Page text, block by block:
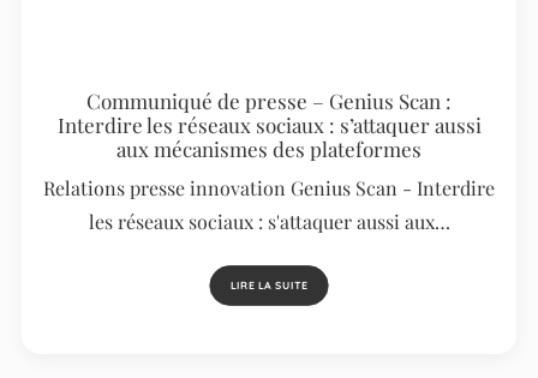
Communiqué de presse – Genius Scan :
Interdire les réseaux sociaux : s’attaquer aussi
aux mécanismes des plateformes
Relations presse innovation Genius Scan - Interdire
les réseaux sociaux : s'attaquer aussi aux…
LIRE LA SUITE